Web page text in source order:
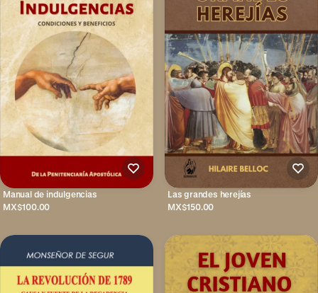
Manual de indulgencias
MX$100.00
Las grandes herejías
MX$150.00